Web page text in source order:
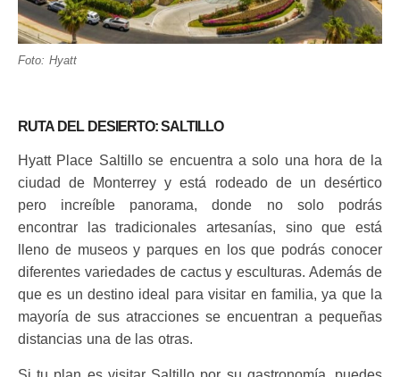
Foto: Hyatt
RUTA DEL DESIERTO: SALTILLO
Hyatt Place Saltillo se encuentra a solo una hora de la
ciudad de Monterrey y está rodeado de un desértico
pero increíble panorama, donde no solo podrás
encontrar las tradicionales artesanías, sino que está
lleno de museos y parques en los que podrás conocer
diferentes variedades de cactus y esculturas. Además de
que es un destino ideal para visitar en familia, ya que la
mayoría de sus atracciones se encuentran a pequeñas
distancias una de las otras.